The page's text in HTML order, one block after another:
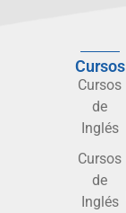
Cursos
Cursos
de
Inglés
Cursos
de
Inglés